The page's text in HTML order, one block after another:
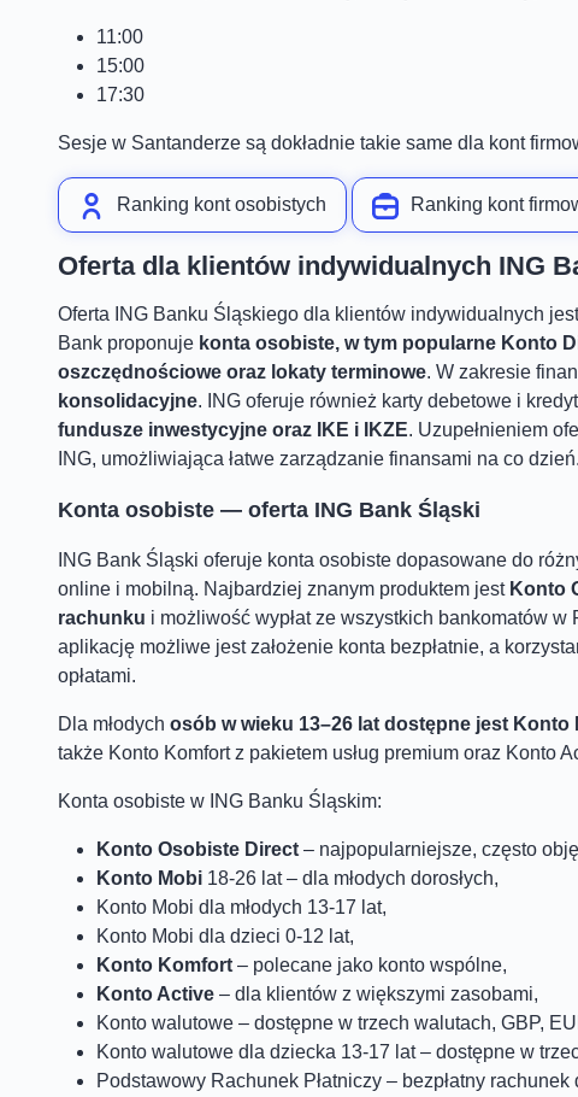
11:00
15:00
17:30
Sesje w Santanderze są dokładnie takie same dla kont
Ranking kont osobistych Ranking kont
Oferta dla klientów indywidualnych ING
Oferta ING Banku Śląskiego dla klientów indywidualnych
Bank proponuje konta osobiste, w tym popularne Konto
oszczędnościowe oraz lokaty terminowe. W zakresie
konsolidacyjne. ING oferuje również karty debetowe i
fundusze inwestycyjne oraz IKE i IKZE. Uzupełnieniem
ING, umożliwiająca łatwe zarządzanie finansami na co dzień.
Konta osobiste — oferta ING Bank Śląski
ING Bank Śląski oferuje konta osobiste dopasowane do
online i mobilną. Najbardziej znanym produktem jest Konto
rachunku i możliwość wypłat ze wszystkich bankomatów
aplikację możliwe jest założenie konta bezpłatnie, a
opłatami.
Dla młodych osób w wieku 13–26 lat dostępne jest
także Konto Komfort z pakietem usług premium oraz Konto
Konta osobiste w ING Banku Śląskim:
Konto Osobiste Direct – najpopularniejsze, często
Konto Mobi 18-26 lat – dla młodych dorosłych,
Konto Mobi dla młodych 13-17 lat,
Konto Mobi dla dzieci 0-12 lat,
Konto Komfort – polecane jako konto wspólne,
Konto Active – dla klientów z większymi zasobami,
Konto walutowe – dostępne w trzech walutach, GBP,
Konto walutowe dla dziecka 13-17 lat – dostępne w
Podstawowy Rachunek Płatniczy – bezpłatny